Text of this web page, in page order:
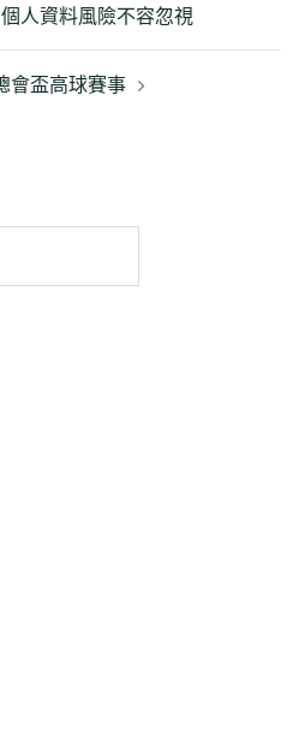
人資料風險不容忽視
會盃高球賽事